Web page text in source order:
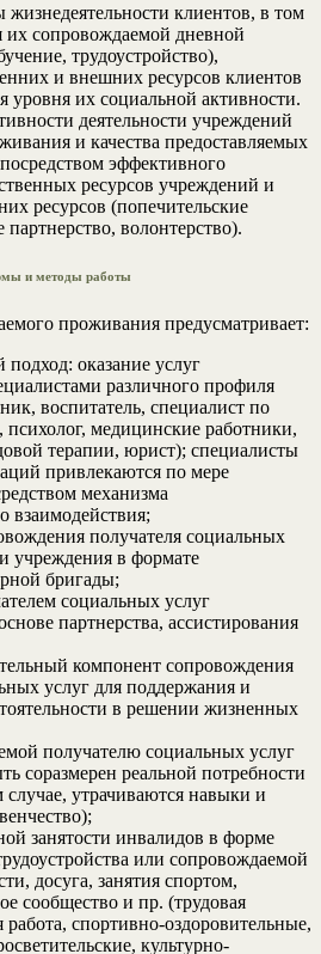
жизнедеятельности клиентов, в том
их сопровождаемой дневной
трудоустройство),
и внешних ресурсов клиентов
их социальной активности.
деятельности учреждений
и качества предоставляемых
эффективного
ресурсов учреждений и
ресурсов (попечительские
волонтерство).
и методы работы
проживания предусматривает:
оказание услуг
различного профиля
воспитатель, специалист по
психолог, медицинские работники,
терапии, юрист); специалисты
привлекаются по мере
механизма
взаимодействия;
получателя социальных
учреждения в формате
бригады;
социальных услуг
партнерства, ассистирования
компонент сопровождения
услуг для поддержания и
в решении жизненных
получателю социальных услуг
соразмерен реальной потребности
утрачиваются навыки и
занятости инвалидов в форме
или сопровождаемой
досуга, занятия спортом,
сообщество и пр. (трудовая
работа, спортивно-оздоровительные,
культурно-